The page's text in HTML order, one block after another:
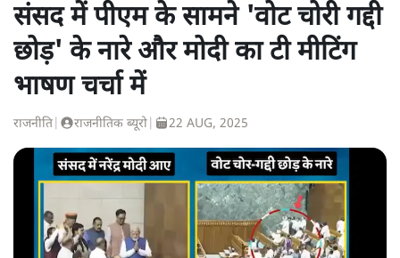
संसद में पीएम के सामने 'वोट चोरी गद्दी
छोड़' के नारे और मोदी का टी मीटिंग
भाषण चर्चा में
राजनीति राजनीतिक ब्यूरो 22 AUG, 2025